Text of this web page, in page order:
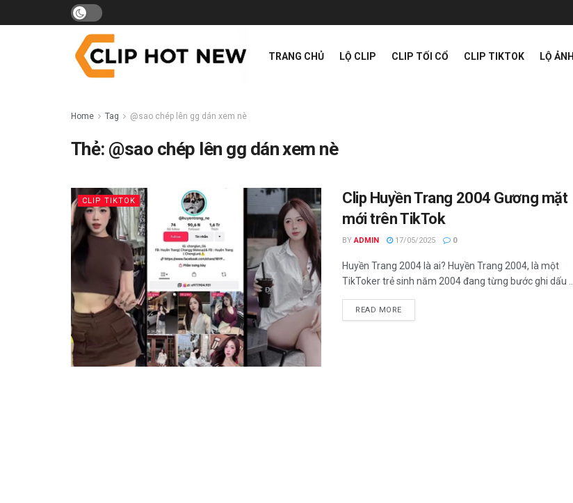
TRANG CHỦ LỘ CLIP CLIP TỐI CỔ CLIP TIKTOK LỘ ẢNH
Home Tag @sao chép lên gg dán xem nè
Thẻ: @sao chép lên gg dán xem nè
CLIP TIKTOK
Clip Huyền Trang 2004 Gương mặt
mới trên TikTok
BY ADMIN 17/05/2025 0
Huyền Trang 2004 là ai? Huyền Trang 2004, là một
TikToker trẻ sinh năm 2004 đang từng bước ghi dấu ...
READ MORE